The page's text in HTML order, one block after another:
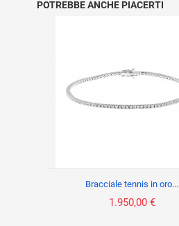
POTREBBE ANCHE PIACERTI
Bracciale tennis in oro...
1.950,00 €